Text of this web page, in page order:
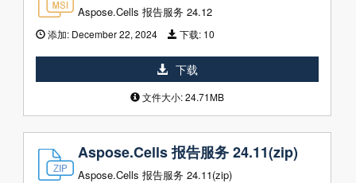
Aspose.Cells 报告服务 24.12
添加: December 22, 2024 下载: 10
下载
文件大小: 24.71MB
Aspose.Cells 报告服务 24.11(zip)
Aspose.Cells 报告服务 24.11(zip)